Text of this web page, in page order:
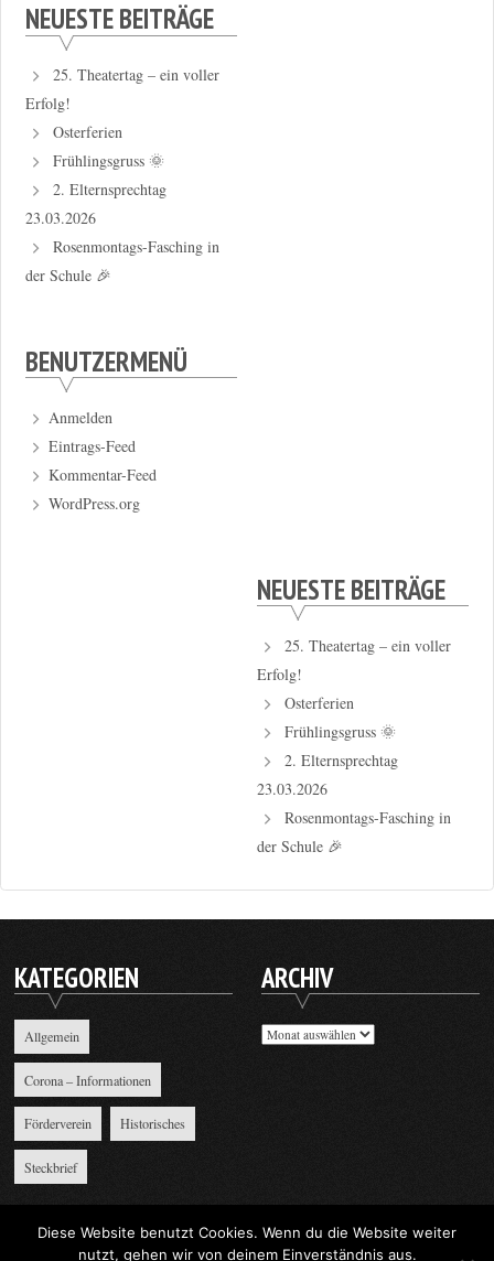
NEUESTE BEITRÄGE
25. Theatertag – ein voller
Erfolg!
Osterferien
Frühlingsgruss 🌞
2. Elternsprechtag
23.03.2026
Rosenmontags-Fasching in
der Schule 🎉
BENUTZERMENÜ
Anmelden
Eintrags-Feed
Kommentar-Feed
WordPress.org
NEUESTE BEITRÄGE
25. Theatertag – ein voller
Erfolg!
Osterferien
Frühlingsgruss 🌞
2. Elternsprechtag
23.03.2026
Rosenmontags-Fasching in
der Schule 🎉
KATEGORIEN
Allgemein
Corona – Informationen
Förderverein Historisches
Steckbrief
ARCHIV
Archiv
Diese Website benutzt Cookies. Wenn du die Website weiter
nutzt, gehen wir von deinem Einverständnis aus.